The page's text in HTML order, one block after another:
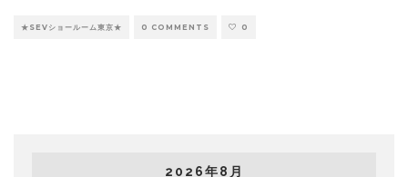
★SEVショールーム東京★ 0 COMMENTS 0
2026年8月